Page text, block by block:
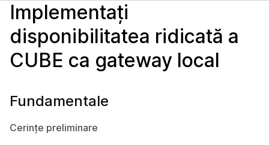
Implementați
disponibilitatea ridicată a
CUBE ca gateway local
Fundamentale
Cerințe preliminare